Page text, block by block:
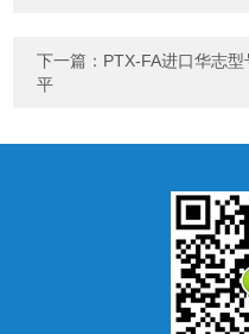
下一篇： PTX-FA进口华志
平